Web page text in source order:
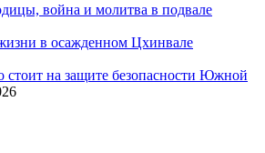
война и молитва в подвале
в осажденном Цхинвале
стоит на защите безопасности Южной